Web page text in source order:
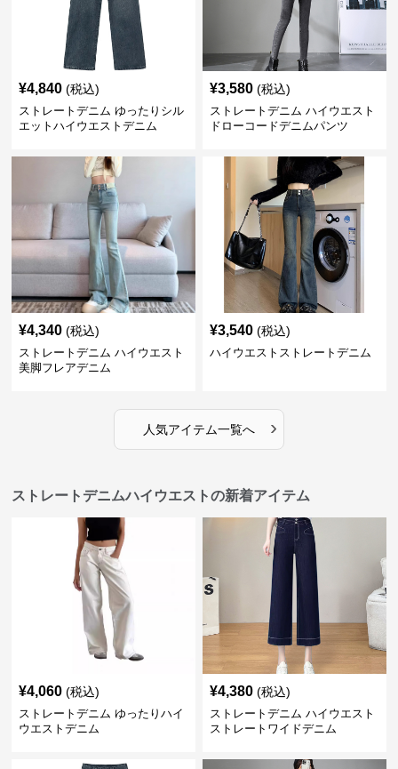
¥4,840 (税込)
ストレートデニム ゆったりシル
エットハイウエストデニム
¥3,580 (税込)
ストレートデニム ハイウエスト
ドローコードデニムパンツ
¥4,340 (税込)
ストレートデニム ハイウエスト
美脚フレアデニム
¥3,540 (税込)
ハイウエストストレートデニム
人気アイテム一覧へ ›
ストレートデニムハイウエストの新着アイテム
¥4,060 (税込)
ストレートデニム ゆったりハイ
ウエストデニム
¥4,380 (税込)
ストレートデニム ハイウエスト
ストレートワイドデニム